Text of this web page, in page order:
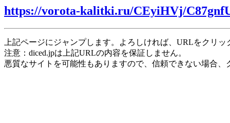
https://vorota-kalitki.ru/CEyiHVj/
上記ページにジャンプします。よろしければ、URLをクリ
注意：diced.jpは上記URLの内容を保証しません。
悪質なサイトを可能性もありますので、信頼できない場合、